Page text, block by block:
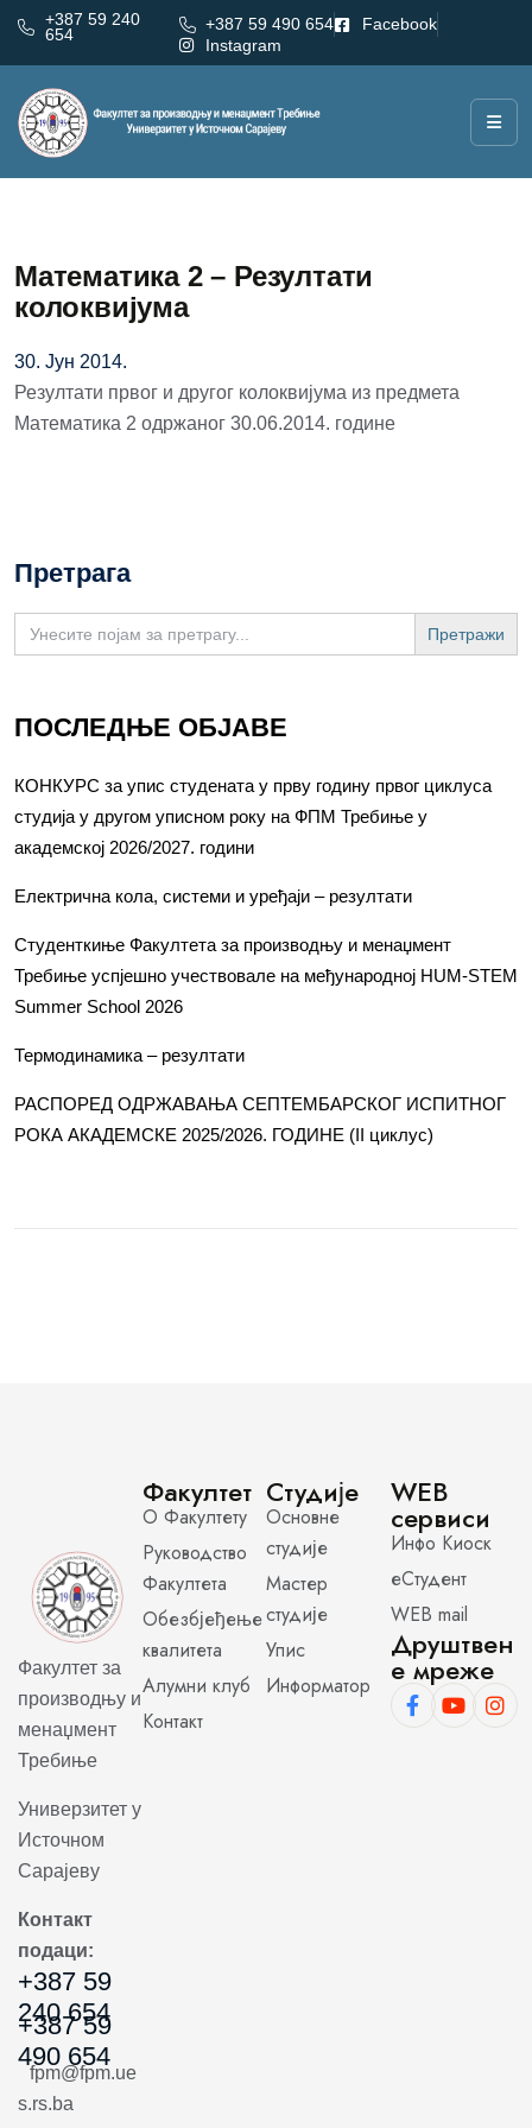
+387 59 240
654
+387 59 490 654
Facebook
Instagram
Математика 2 – Резултати
колоквијума
30. Јун 2014.
Резултати првог и другог колоквијума из предмета
Математика 2 одржаног 30.06.2014. године
Претрага
Search
for:
ПОСЛЕДЊЕ ОБЈАВЕ
КОНКУРС за упис студената у прву годину првог циклуса
студија у другом уписном року на ФПМ Требиње у
академској 2026/2027. години
Електрична кола, системи и уређаји – резултати
Студенткиње Факултета за производњу и менаџмент
Требиње успјешно учествовале на међународној HUM-STEM
Summer School 2026
Термодинамика – резултати
РАСПОРЕД ОДРЖАВАЊА СЕПТЕМБАРСКОГ ИСПИТНОГ
РОКА АКАДЕМСКЕ 2025/2026. ГОДИНЕ (II циклус)
Факултет за
производњу и
менаџмент
Требиње
Универзитет у
Источном
Сарајеву
Контакт
подаци:
+387 59
240 654
+387 59
490 654
fpm@fpm.ue
s.rs.ba
Факултет
О Факултету
Руководство
Факултета
Обезбјеђење
квалитета
Алумни клуб
Контакт
Студије
Основне
студије
Мастер
студије
Упис
Информатор
WEB
сервиси
Инфо Киоск
еСтудент
WEB mail
Друштвен
е мреже